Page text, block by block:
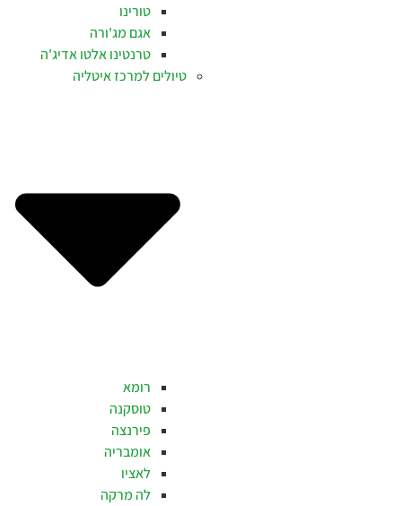
טורינו
אגם מג'ורה
טרנטינו אלטו אדיג'ה
טיולים למרכז איטליה
רומא
טוסקנה
פירנצה
אומבריה
לאציו
לה מרקה